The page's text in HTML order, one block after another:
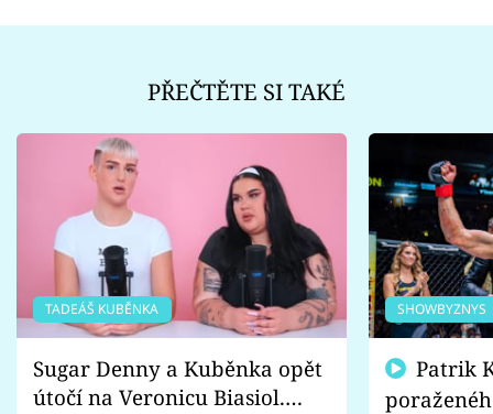
PŘEČTĚTE SI TAKÉ
TADEÁŠ KUBĚNKA
Sugar Denny a Kuběnka opět
útočí na Veronicu Biasiol.
SHOWBYZNYS